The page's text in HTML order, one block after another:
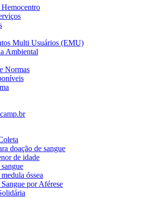
Multi Usuários (EMU)
Ambiental
Normas
doação de sangue
de idade
óssea
por Aférese